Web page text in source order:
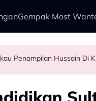
Gempak Most
Solo, Tak 'Stress' Fikir
Penampilan Hussain Di
Maut Disambar Petir,
KUDRAT 1968